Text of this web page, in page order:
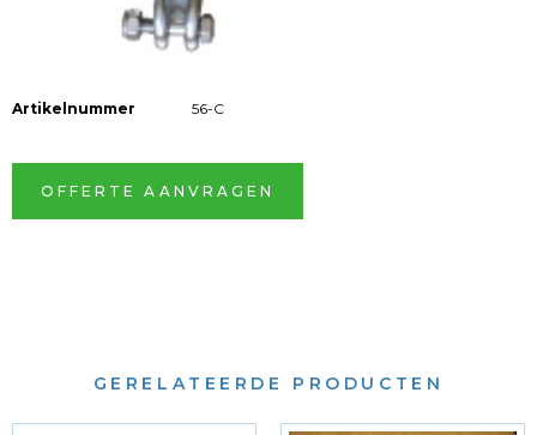
Artikelnummer 56-C
OFFERTE AANVRAGEN
GERELATEERDE PRODUCTEN